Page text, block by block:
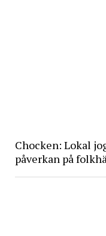
Chocken: Lokal
påverkan på